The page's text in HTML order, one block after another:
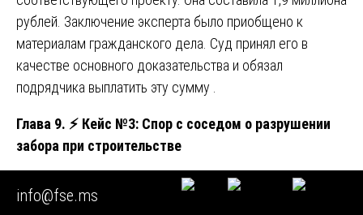
рублей. Заключение эксперта было приобщено к
материалам гражданского дела. Суд принял его в
качестве основного доказательства и обязал
подрядчика выплатить эту сумму .
Глава 9. ⚡ Кейс №3: Спор с соседом о разрушении
забора при строительстве
Сосед начал строительство бани на
своем участке. При копке котлована и заливке
info@fse.ms